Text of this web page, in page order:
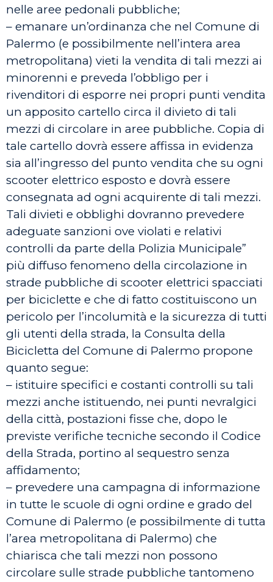
nelle aree pedonali pubbliche;
– emanare un’ordinanza che nel Comune di
Palermo (e possibilmente nell’intera area
metropolitana) vieti la vendita di tali mezzi ai
minorenni e preveda l’obbligo per i
rivenditori di esporre nei propri punti vendita
un apposito cartello circa il divieto di tali
mezzi di circolare in aree pubbliche. Copia di
tale cartello dovrà essere affissa in evidenza
sia all’ingresso del punto vendita che su ogni
scooter elettrico esposto e dovrà essere
consegnata ad ogni acquirente di tali mezzi.
Tali divieti e obblighi dovranno prevedere
adeguate sanzioni ove violati e relativi
controlli da parte della Polizia Municipale”
più diffuso fenomeno della circolazione in
strade pubbliche di scooter elettrici spacciati
per biciclette e che di fatto costituiscono un
pericolo per l’incolumità e la sicurezza di tutti
gli utenti della strada, la Consulta della
Bicicletta del Comune di Palermo propone
quanto segue:
– istituire specifici e costanti controlli su tali
mezzi anche istituendo, nei punti nevralgici
della città, postazioni fisse che, dopo le
previste verifiche tecniche secondo il Codice
della Strada, portino al sequestro senza
affidamento;
– prevedere una campagna di informazione
in tutte le scuole di ogni ordine e grado del
Comune di Palermo (e possibilmente di tutta
l’area metropolitana di Palermo) che
chiarisca che tali mezzi non possono
circolare sulle strade pubbliche tantomeno